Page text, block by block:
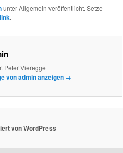
unter Allgemein veröffentlicht. Setze
.
Peter Vieregge
von admin anzeigen →
von WordPress